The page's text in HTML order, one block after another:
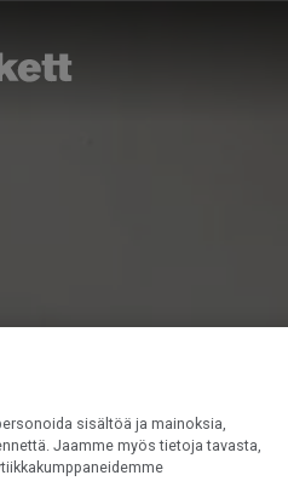
sisältöä ja mainoksia,
Jaamme myös tietoja tavasta,